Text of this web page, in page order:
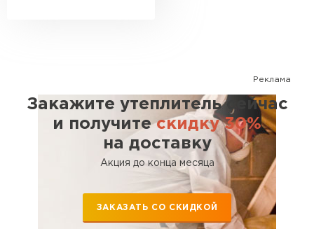
Реклама
Закажите утеплитель сейчас
и получитескидку 30%
на доставку
Акция до конца месяца
ЗАКАЗАТЬ СО СКИДКОЙ